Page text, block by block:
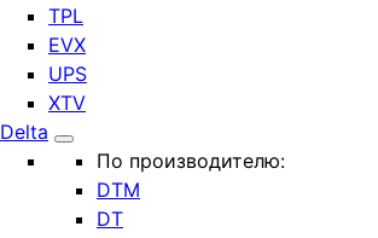
TPL
EVX
UPS
XTV
Delta
По производителю:
DTM
DT